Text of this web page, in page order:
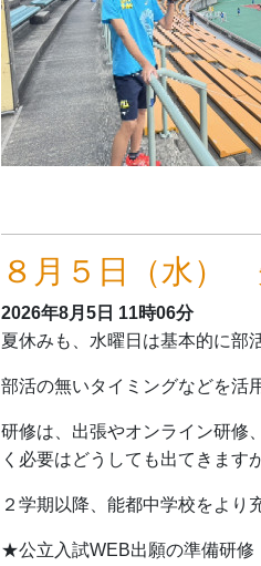
８月５日（水）
2026年8月5日 11時06分
夏休みも、水曜日は基本的に部
部活の無いタイミングなどを活
研修は、出張やオンライン研修
く必要はどうしても出てきます
２学期以降、能都中学校をより
★公立入試WEB出願の準